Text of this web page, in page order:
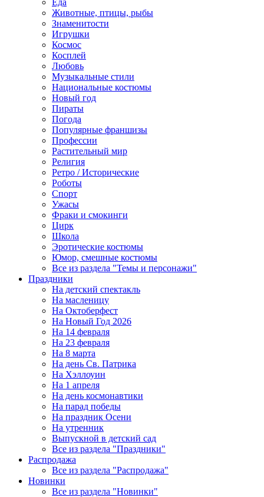
Еда
Животные, птицы, рыбы
Знаменитости
Игрушки
Космос
Косплей
Любовь
Музыкальные стили
Национальные костюмы
Новый год
Пираты
Погода
Популярные франшизы
Профессии
Растительный мир
Религия
Ретро / Исторические
Роботы
Спорт
Ужасы
Фраки и смокинги
Цирк
Школа
Эротические костюмы
Юмор, смешные костюмы
Все из раздела "Темы и персонажи"
Праздники
На детский спектакль
На масленицу
На Октоберфест
На Новый Год 2026
На 14 февраля
На 23 февраля
На 8 марта
На день Св. Патрика
На Хэллоуин
На 1 апреля
На день космонавтики
На парад победы
На праздник Осени
На утренник
Выпускной в детский сад
Все из раздела "Праздники"
Распродажа
Все из раздела "Распродажа"
Новинки
Все из раздела "Новинки"